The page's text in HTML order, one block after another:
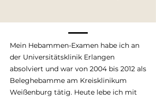
Mein Hebammen-Examen habe ich an
der Universitätsklinik Erlangen
absolviert und war von 2004 bis 2012 als
Beleghebamme am Kreisklinikum
Weißenburg tätig. Heute lebe ich mit